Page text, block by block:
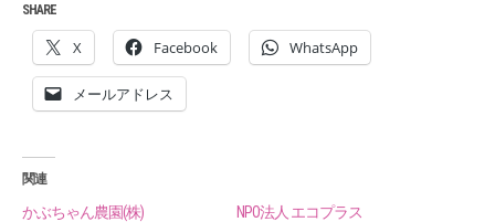
SHARE
X Facebook WhatsApp
メールアドレス
関連
かぶちゃん農園(株)
NPO法人 エコプラス